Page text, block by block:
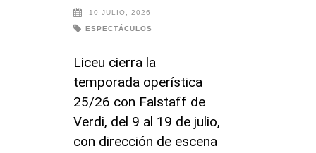
10 JULIO, 2026
ESPECTÁCULOS
Liceu cierra la
temporada operística
25/26 con Falstaff de
Verdi, del 9 al 19 de julio,
con dirección de escena